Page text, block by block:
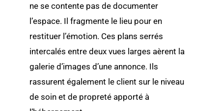
ne se contente pas de documenter
l’espace. Il fragmente le lieu pour en
restituer l’émotion. Ces plans serrés
intercalés entre deux vues larges aèrent la
galerie d’images d’une annonce. Ils
rassurent également le client sur le niveau
de soin et de propreté apporté à